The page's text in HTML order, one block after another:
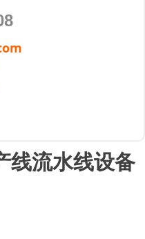
线流水线设备